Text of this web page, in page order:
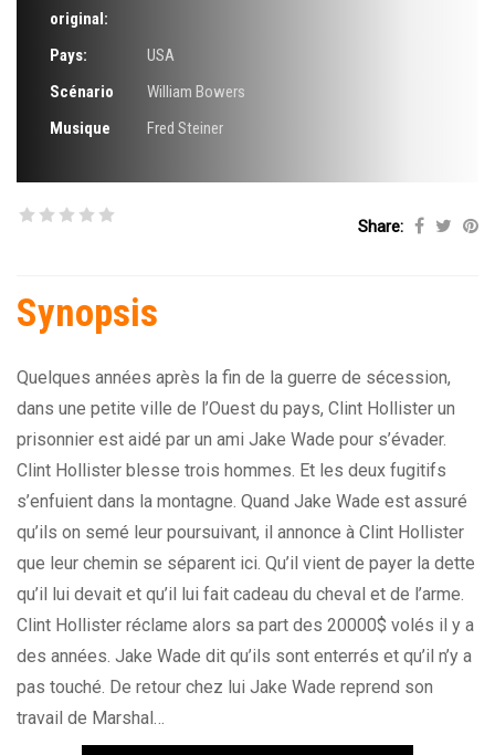
original:
Pays:
USA
Scénario
William Bowers
Musique
Fred Steiner
Share:
Synopsis
Quelques années après la fin de la guerre de sécession,
dans une petite ville de l’Ouest du pays, Clint Hollister un
prisonnier est aidé par un ami Jake Wade pour s’évader.
Clint Hollister blesse trois hommes. Et les deux fugitifs
s’enfuient dans la montagne. Quand Jake Wade est assuré
qu’ils on semé leur poursuivant, il annonce à Clint Hollister
que leur chemin se séparent ici. Qu’il vient de payer la dette
qu’il lui devait et qu’il lui fait cadeau du cheval et de l’arme.
Clint Hollister réclame alors sa part des 20000$ volés il y a
des années. Jake Wade dit qu’ils sont enterrés et qu’il n’y a
pas touché. De retour chez lui Jake Wade reprend son
travail de Marshal…